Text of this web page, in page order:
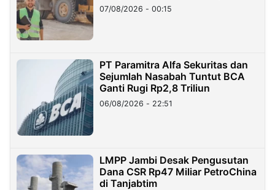
07/08/2026 - 00:15
PT Paramitra Alfa Sekuritas dan
Sejumlah Nasabah Tuntut BCA
Ganti Rugi Rp2,8 Triliun
06/08/2026 - 22:51
LMPP Jambi Desak Pengusutan
Dana CSR Rp47 Miliar PetroChina
di Tanjabtim